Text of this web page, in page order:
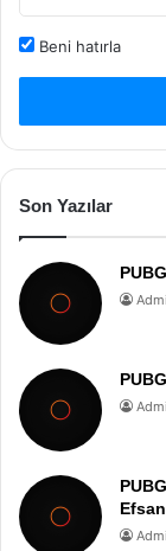
Beni hatırla
Son Yazılar